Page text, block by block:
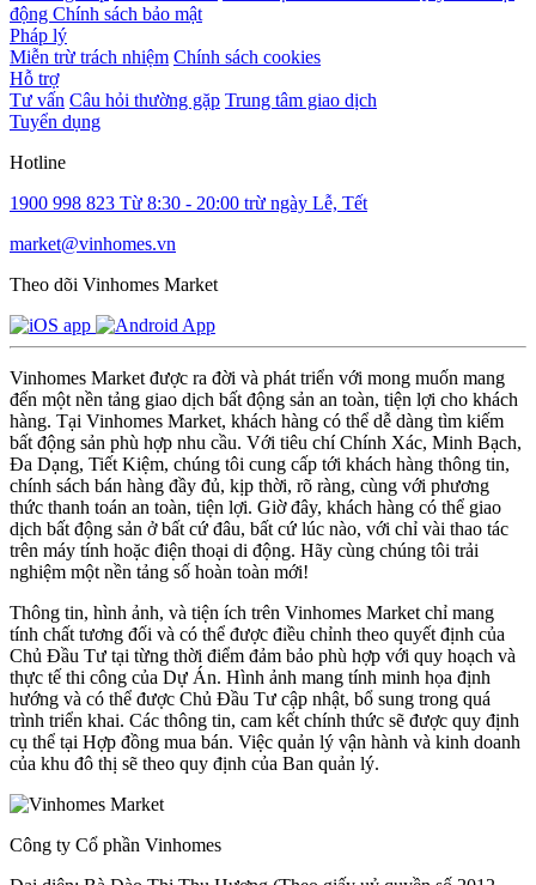
động Chính sách bảo mật
Pháp lý
Miễn trừ trách nhiệm Chính sách cookies
Hỗ trợ
Tư vấn Câu hỏi thường gặp Trung tâm giao dịch
Tuyển dụng
Hotline
1900 998 823 Từ 8:30 - 20:00 trừ ngày Lễ, Tết
market@vinhomes.vn
Theo dõi Vinhomes Market
Vinhomes Market được ra đời và phát triển với mong muốn mang
đến một nền tảng giao dịch bất động sản an toàn, tiện lợi cho khách
hàng. Tại Vinhomes Market, khách hàng có thể dễ dàng tìm kiếm
bất động sản phù hợp nhu cầu. Với tiêu chí Chính Xác, Minh Bạch,
Đa Dạng, Tiết Kiệm, chúng tôi cung cấp tới khách hàng thông tin,
chính sách bán hàng đầy đủ, kịp thời, rõ ràng, cùng với phương
thức thanh toán an toàn, tiện lợi. Giờ đây, khách hàng có thể giao
dịch bất động sản ở bất cứ đâu, bất cứ lúc nào, với chỉ vài thao tác
trên máy tính hoặc điện thoại di động. Hãy cùng chúng tôi trải
nghiệm một nền tảng số hoàn toàn mới!
Thông tin, hình ảnh, và tiện ích trên Vinhomes Market chỉ mang
tính chất tương đối và có thể được điều chỉnh theo quyết định của
Chủ Đầu Tư tại từng thời điểm đảm bảo phù hợp với quy hoạch và
thực tế thi công của Dự Án. Hình ảnh mang tính minh họa định
hướng và có thể được Chủ Đầu Tư cập nhật, bổ sung trong quá
trình triển khai. Các thông tin, cam kết chính thức sẽ được quy định
cụ thể tại Hợp đồng mua bán. Việc quản lý vận hành và kinh doanh
của khu đô thị sẽ theo quy định của Ban quản lý.
Công ty Cổ phần Vinhomes